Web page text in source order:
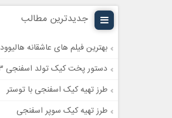
جدیدترین مطالب
بهترین فیلم های عاشقانه هالیوود
دستور پخت کیک تولد اسفنجی ۳ تخم مرغی
طرز تهیه کیک اسفنجی با توستر
طرز تهیه کیک سوپر اسفنجی